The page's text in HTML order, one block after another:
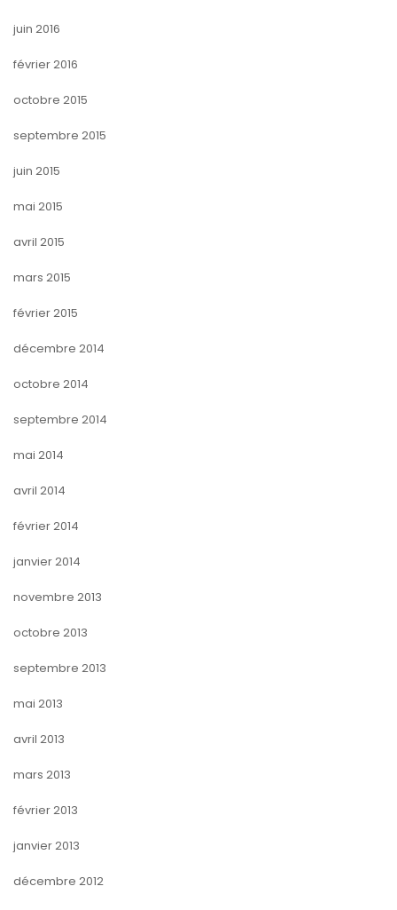
juin 2016
février 2016
octobre 2015
septembre 2015
juin 2015
mai 2015
avril 2015
mars 2015
février 2015
décembre 2014
octobre 2014
septembre 2014
mai 2014
avril 2014
février 2014
janvier 2014
novembre 2013
octobre 2013
septembre 2013
mai 2013
avril 2013
mars 2013
février 2013
janvier 2013
décembre 2012